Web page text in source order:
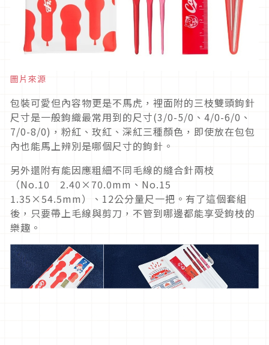
圖片來源
包裝可愛但內容物更是不馬虎，裡面附的三枝雙頭鉤針
尺寸是一般鉤織最常用到的尺寸(3/0-5/0、4/0-6/0、
7/0-8/0)，粉紅、玫紅、深紅三種顏色，即使放在包包
內也能馬上辨別是哪個尺寸的鉤針。
另外還附有能因應粗細不同毛線的縫合針兩枝
（No.10 2.40×70.0mm、No.15
1.35×54.5mm）、12公分量尺一把。有了這個套組
後，只要帶上毛線與剪刀，不管到哪邊都能享受鉤枝的
樂趣。